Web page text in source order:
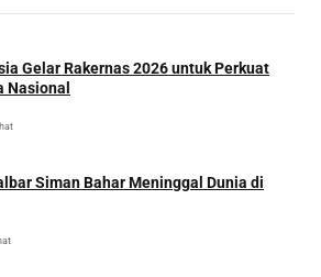
Gelar Rakernas 2026 untuk Perkuat
Nasional
Siman Bahar Meninggal Dunia di